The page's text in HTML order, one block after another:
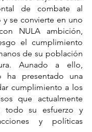
de combate al
se convierte en uno
NULA ambición,
el cumplimiento
de su población
Aunado a ello,
ha presentado una
cumplimiento a los
que actualmente
todo su esfuerzo y
y políticas